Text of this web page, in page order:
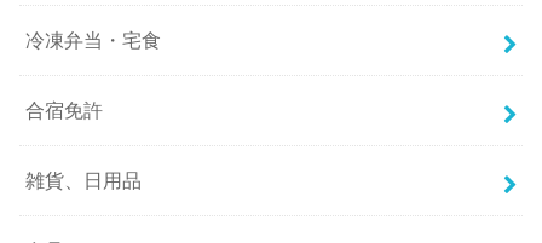
冷凍弁当・宅食
合宿免許
雑貨、日用品